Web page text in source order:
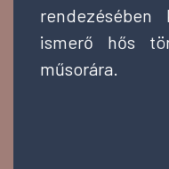
ismerő hős
műsorára.